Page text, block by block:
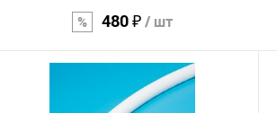
480 ₽/ шт
В корзину